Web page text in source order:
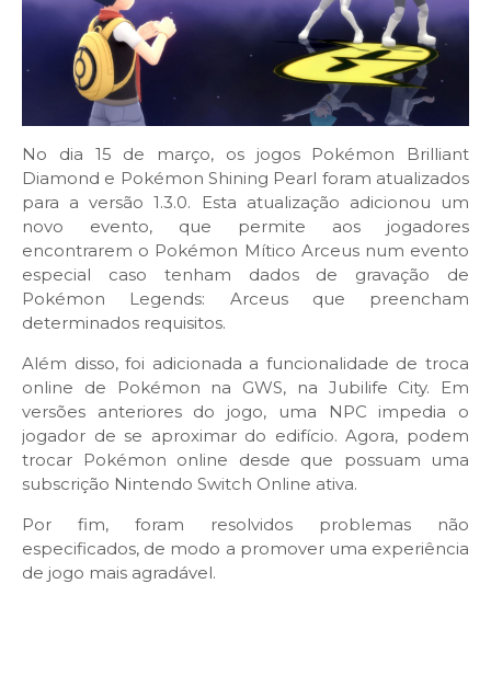
No dia 15 de março, os jogos Pokémon Brilliant
Diamond e Pokémon Shining Pearl foram atualizados
para a versão 1.3.0. Esta atualização adicionou um
novo evento, que permite aos jogadores
encontrarem o Pokémon Mítico Arceus num evento
especial caso tenham dados de gravação de
Pokémon Legends: Arceus que preencham
determinados requisitos.
Além disso, foi adicionada a funcionalidade de troca
online de Pokémon na GWS, na Jubilife City. Em
versões anteriores do jogo, uma NPC impedia o
jogador de se aproximar do edifício. Agora, podem
trocar Pokémon online desde que possuam uma
subscrição Nintendo Switch Online ativa.
Por fim, foram resolvidos problemas não
especificados, de modo a promover uma experiência
de jogo mais agradável.